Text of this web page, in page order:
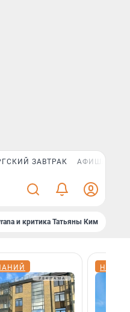
ЗАВТРАК АФИША PLUS
и критика Татьяны Ким